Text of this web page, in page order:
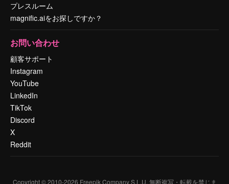
プレスルーム
magnific.aiをお探しですか？
お問い合わせ
顧客サポート
Instagram
YouTube
LinkedIn
TikTok
Discord
X
Reddit
Copyright © 2010-2026 Freepik Company S.L.U. 無断複写・転載を禁じま